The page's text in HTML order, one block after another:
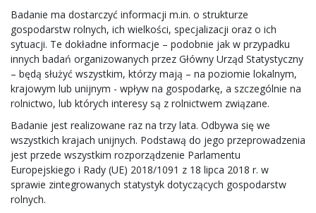
Badanie ma dostarczyć informacji m.in. o strukturze
gospodarstw rolnych, ich wielkości, specjalizacji oraz o ich
sytuacji. Te dokładne informacje – podobnie jak w przypadku
innych badań organizowanych przez Główny Urząd Statystyczny
– będą służyć wszystkim, którzy mają – na poziomie lokalnym,
krajowym lub unijnym - wpływ na gospodarkę, a szczególnie na
rolnictwo, lub których interesy są z rolnictwem związane.
Badanie jest realizowane raz na trzy lata. Odbywa się we
wszystkich krajach unijnych. Podstawą do jego przeprowadzenia
jest przede wszystkim rozporządzenie Parlamentu
Europejskiego i Rady (UE) 2018/1091 z 18 lipca 2018 r. w
sprawie zintegrowanych statystyk dotyczących gospodarstw
rolnych.